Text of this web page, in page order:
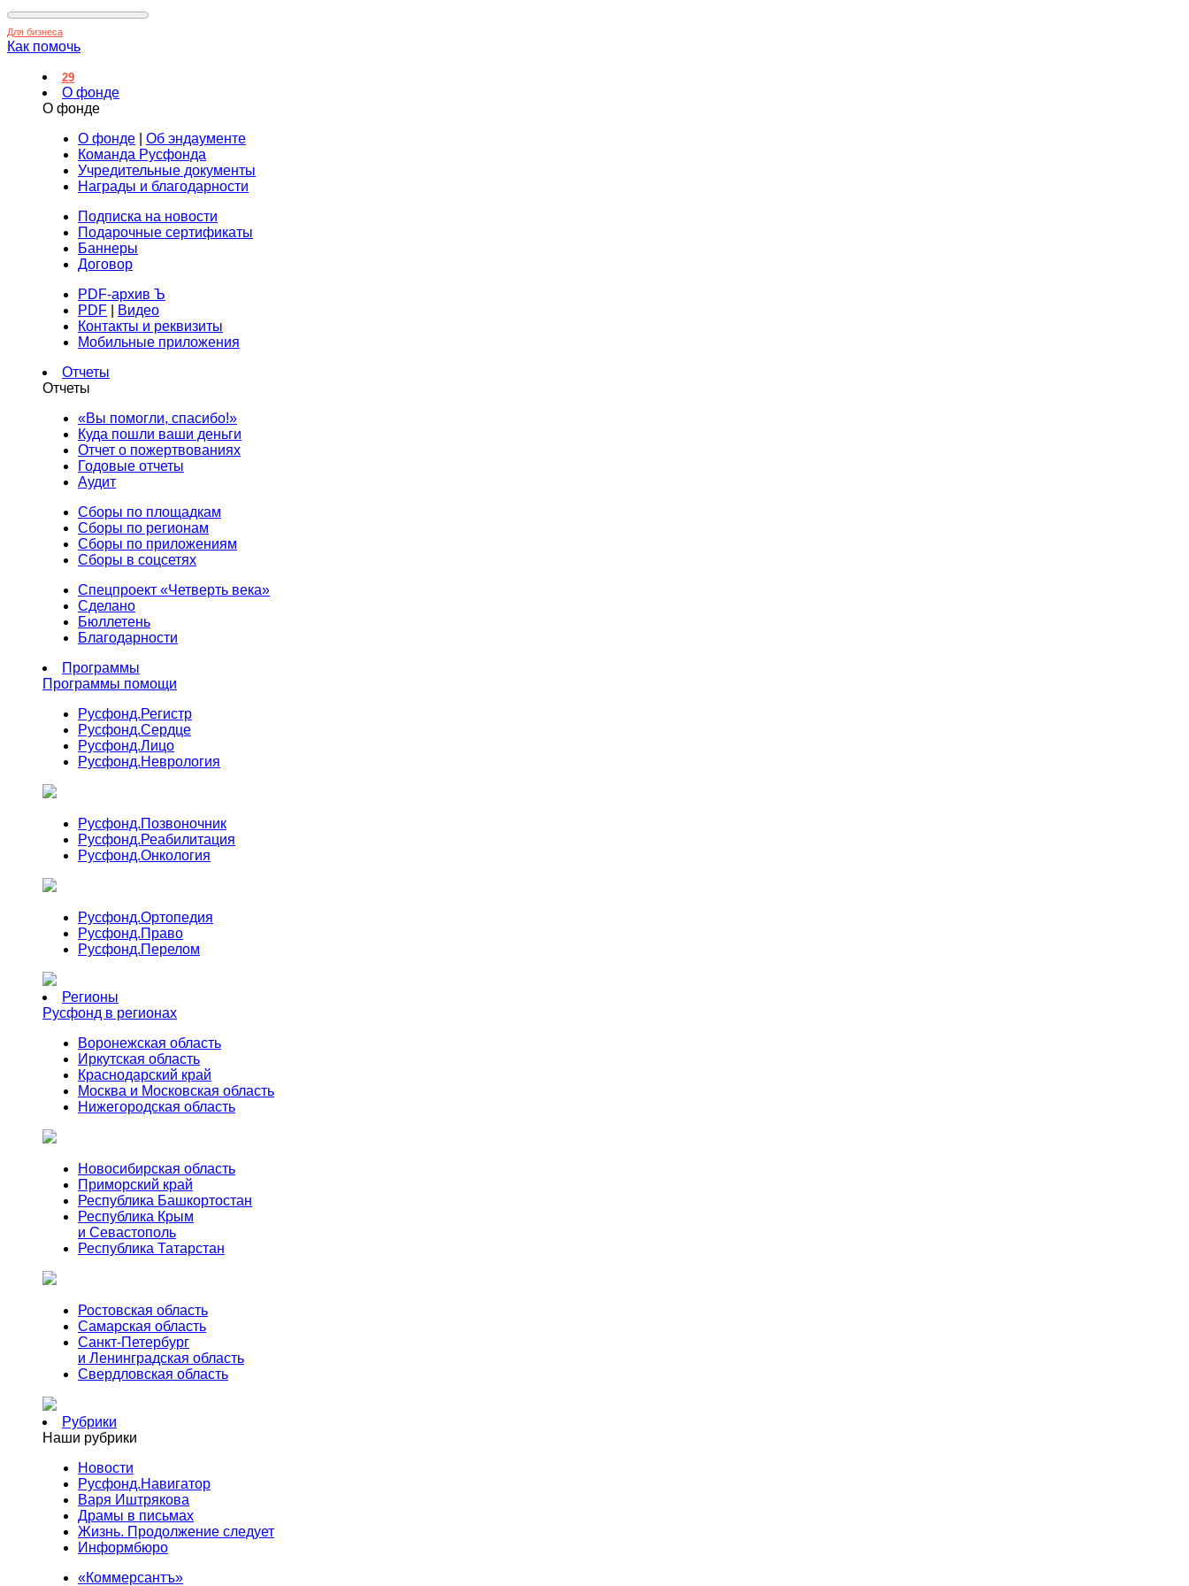
Для бизнеса
Как помочь
29
О фонде
О фонде
О фонде
Об эндаументе
Команда Русфонда
Учредительные документы
Награды и благодарности
Подписка на новости
Подарочные сертификаты
Баннеры
Договор
PDF-архив Ъ
PDF
Видео
Контакты и реквизиты
Мобильные приложения
Отчеты
Отчеты
«Вы помогли, спасибо!»
Куда пошли ваши деньги
Отчет о пожертвованиях
Годовые отчеты
Аудит
Сборы по площадкам
Сборы по регионам
Сборы по приложениям
Сборы в соцсетях
Спецпроект «Четверть века»
Сделано
Бюллетень
Благодарности
Программы
Программы помощи
Русфонд.Регистр
Русфонд.Сердце
Русфонд.Лицо
Русфонд.Неврология
Русфонд.Позвоночник
Русфонд.Реабилитация
Русфонд.Онкология
Русфонд.Ортопедия
Русфонд.Право
Русфонд.Перелом
Регионы
Русфонд в регионах
Воронежская область
Иркутская область
Краснодарский край
Москва и Московская область
Нижегородская область
Новосибирская область
Приморский край
Республика Башкортостан
Республика Крым
и Севастополь
Республика Татарстан
Ростовская область
Самарская область
Санкт-Петербург
и Ленинградская область
Свердловская область
Рубрики
Наши рубрики
Новости
Русфонд.Навигатор
Варя Иштрякова
Драмы в письмах
Жизнь. Продолжение следует
Информбюро
«Коммерсантъ»